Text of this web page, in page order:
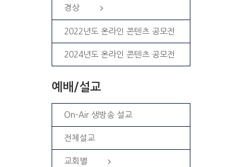
경상
2022년도 온라인 콘텐츠 공모전
2024년도 온라인 콘텐츠 공모전
예배/설교
On-Air 생방송 설교
전체설교
교회별